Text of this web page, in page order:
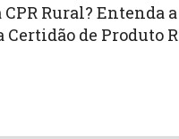
Rural? Entenda a
de Produto